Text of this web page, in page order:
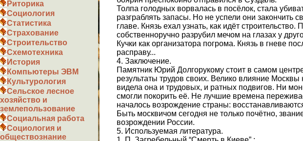
Риторика
Социология
Статистика
Страхование
Строительство
Схемотехника
История
Компьютеры ЭВМ
Культурология
Сельское лесное
хозяйство и
землепользование
Социальная работа
Социология и
обществознание
Толпа голодных ворвалась в посёлок, стала
разграблять запасы. Но не успели они
главе. Князь ехал узнать, как идёт
собственноручно разрубил мечом на глазах у
Кучки как организатора погрома. Князь в гневе
расправу...
4. Заключение.
Памятник Юрий Долгорукому стоит в самом
результаты трудов своих. Велико влияние
видела она и трудовых, и ратных подвигов. Ни
смогли покорить её. Не лучшие времена
началось возрождение страны:
Быть москвичом сегодня не только почётно,
возрождении России.
5. Используемая литература.